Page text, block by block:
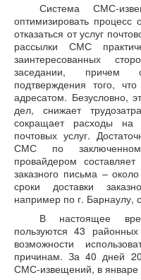
Система СМС-
оптимизировать процесс
отказаться от услуг
рассылки СМС
заинтересованных
заседании, причем
подтверждения того,
адресатом. Безусловно,
дел, снижает
сокращает расходы на
почтовых услуг.
СМС по
провайдером
заказного письма –
сроки доставки
например по г. Барнаулу,
В настоящее
пользуются 43
возможности
причинам. За 40 дней
СМС-извещений, в январе